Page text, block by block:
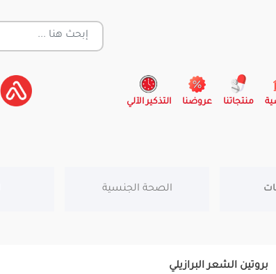
(current) منتجاتنا عروضنا التذكير الآلي
الصحة الجنسية
بروتين الشعر البرازيلي